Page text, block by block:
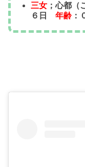
三女 ；心都（
６日年齢 ：